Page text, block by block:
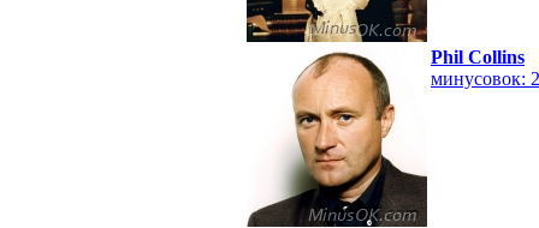
Phil Collins
минусовок: